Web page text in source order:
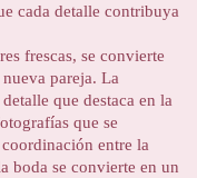
cada detalle contribuya
frescas, se convierte
pareja. La
que destaca en la
que se
entre la
boda se convierte en un